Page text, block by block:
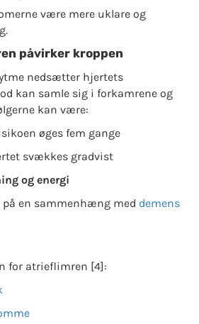
være mere uklare og
påvirker kroppen
nedsætter hjertets
kan samle sig i forkamrene og
kan være:
øges fem gange
svækkes gradvist
og energi
på en sammenhæng med demens
for atrieflimren [4]: